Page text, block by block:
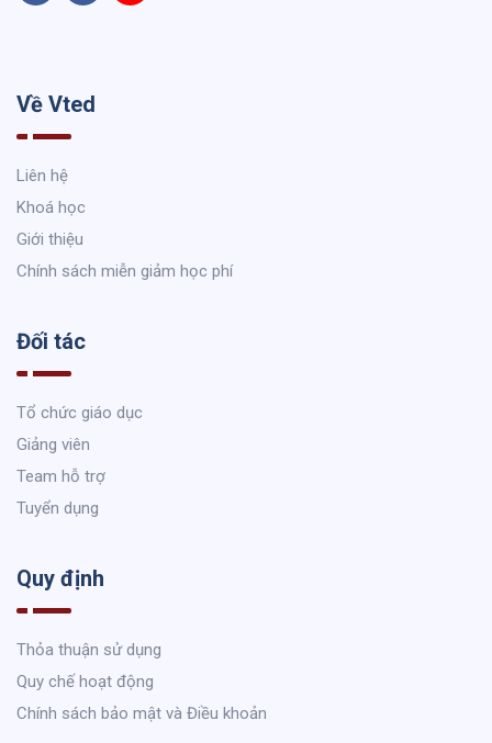
Về Vted
Liên hệ
Khoá học
Giới thiệu
Chính sách miễn giảm học phí
Đối tác
Tổ chức giáo dục
Giảng viên
Team hỗ trợ
Tuyển dụng
Quy định
Thỏa thuận sử dụng
Quy chế hoạt động
Chính sách bảo mật và Điều khoản